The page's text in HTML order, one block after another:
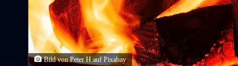
Bild von Peter H auf Pixabay